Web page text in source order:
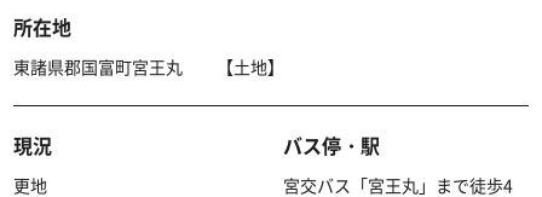
所在地
東諸県郡国富町宮王丸 【土地】
現況
更地
バス停・駅
宮交バス「宮王丸」まで徒歩4